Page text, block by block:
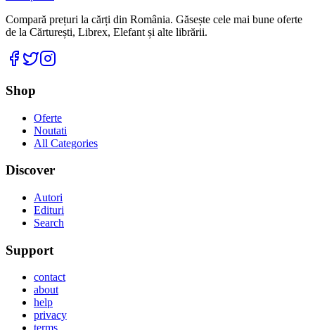
Compară prețuri la cărți din România. Găsește cele mai bune oferte
de la Cărturești, Librex, Elefant și alte librării.
Facebook
Twitter
Shop
Oferte
Noutati
All Categories
Discover
Autori
Edituri
Search
Support
contact
about
help
privacy